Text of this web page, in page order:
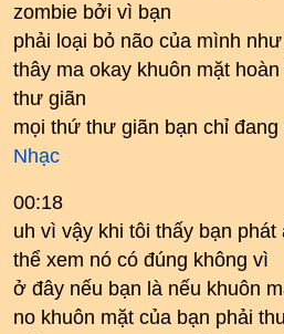
zombie bởi vì bạn
phải loại bỏ não của mình
thây ma okay khuôn mặt
thư giãn
mọi thứ thư giãn bạn chỉ
Nhạc
00:18
uh vì vậy khi tôi thấy bạn
thể xem nó có đúng không vì
ở đây nếu bạn là nếu khuôn
no khuôn mặt của bạn phải